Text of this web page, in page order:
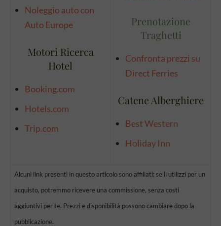
Noleggio auto con
Auto Europe
Motori Ricerca
Hotel
Booking.com
Hotels.com
Trip.com
Prenotazione
Traghetti
Confronta prezzi su
Direct Ferries
Catene Alberghiere
Best Western
Holiday Inn
Alcuni link presenti in questo articolo sono affiliati: se li utilizzi per un
acquisto, potremmo ricevere una commissione, senza costi
aggiuntivi per te. Prezzi e disponibilità possono cambiare dopo la
pubblicazione.